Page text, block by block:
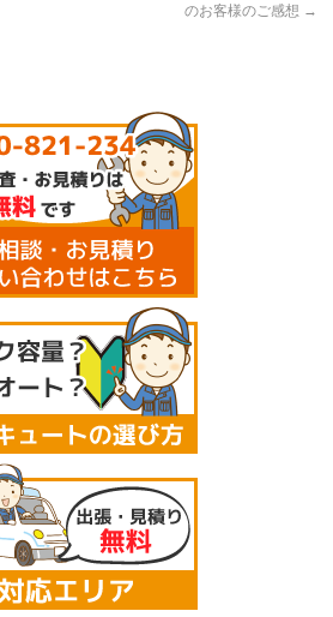
のお客様のご感想 →